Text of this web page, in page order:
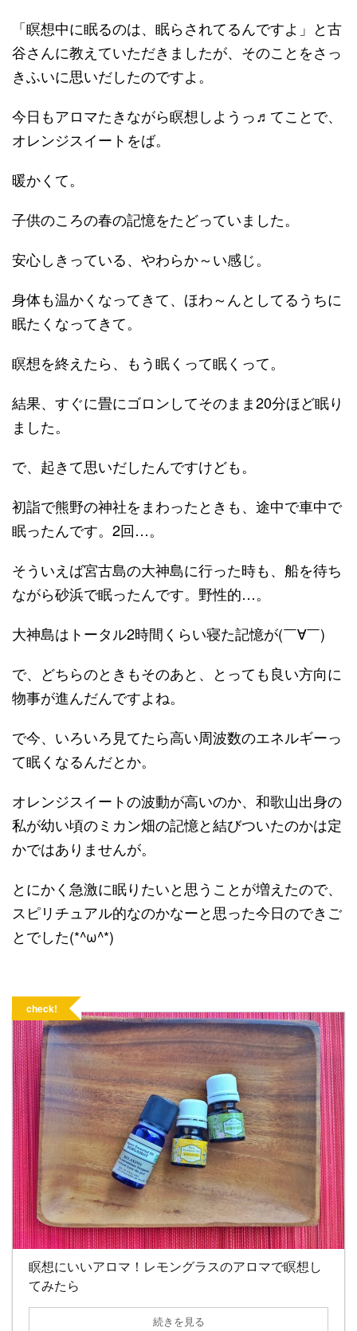
「瞑想中に眠るのは、眠らされてるんですよ」と古
谷さんに教えていただきましたが、そのことをさっ
きふいに思いだしたのですよ。
今日もアロマたきながら瞑想しようっ♬てことで、
オレンジスイートをば。
暖かくて。
子供のころの春の記憶をたどっていました。
安心しきっている、やわらか～い感じ。
身体も温かくなってきて、ほわ～んとしてるうちに
眠たくなってきて。
瞑想を終えたら、もう眠くって眠くって。
結果、すぐに畳にゴロンしてそのまま20分ほど眠り
ました。
で、起きて思いだしたんですけども。
初詣で熊野の神社をまわったときも、途中で車中で
眠ったんです。2回…。
そういえば宮古島の大神島に行った時も、船を待ち
ながら砂浜で眠ったんです。野性的…。
大神島はトータル2時間くらい寝た記憶が(￣∀￣)
で、どちらのときもそのあと、とっても良い方向に
物事が進んだんですよね。
で今、いろいろ見てたら高い周波数のエネルギーっ
て眠くなるんだとか。
オレンジスイートの波動が高いのか、和歌山出身の
私が幼い頃のミカン畑の記憶と結びついたのかは定
かではありませんが。
とにかく急激に眠りたいと思うことが増えたので、
スピリチュアル的なのかなーと思った今日のできご
とでした(*^ω^*)
check!
瞑想にいいアロマ！レモングラスのアロマで瞑想し
てみたら
続きを見る